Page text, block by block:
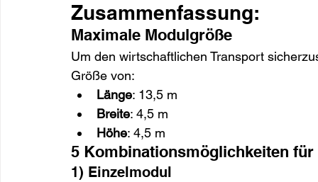
Zusammenfassung:
Maximale Modulgröße
Um den wirtschaftlichen Transport
Größe von:
Länge: 13,5 m
Breite: 4,5 m
Höhe: 4,5 m
5 Kombinationsmöglichkeiten
1) Einzelmodul